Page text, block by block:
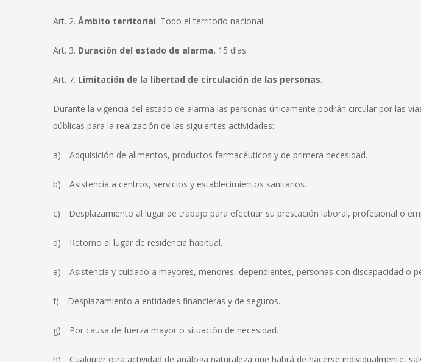
Art. 2. Ámbito territorial. Todo el territorio nacional
Art. 3. Duración del estado de alarma. 15 días
Art. 7. Limitación de la libertad de circulación de las personas.
Durante la vigencia del estado de alarma las personas únicamente podrán circular por las
públicas para la realización de las siguientes actividades:
a) Adquisición de alimentos, productos farmacéuticos y de primera necesidad.
b) Asistencia a centros, servicios y establecimientos sanitarios.
c) Desplazamiento al lugar de trabajo para efectuar su prestación laboral, profesional o
d) Retorno al lugar de residencia habitual.
e) Asistencia y cuidado a mayores, menores, dependientes, personas con discapacidad o
f) Desplazamiento a entidades financieras y de seguros.
g) Por causa de fuerza mayor o situación de necesidad.
h) Cualquier otra actividad de análoga naturaleza que habrá de hacerse individualmente,